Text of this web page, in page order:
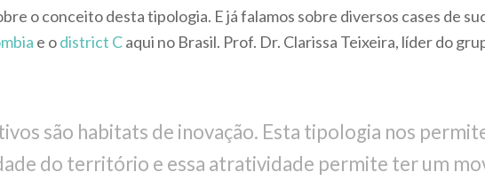
o conceito desta tipologia. E já falamos sobre diversos cases de
e odistrict Caqui no Brasil. Prof. Dr. Clarissa Teixeira, líder do
são habitats de inovação. Esta tipologia nos
do território e essa atratividade permite ter um